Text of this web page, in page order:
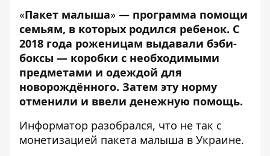
«Пакет малыша» — программа помощи
семьям, в которых родился ребенок. С
2018 года роженицам выдавали бэби-
боксы — коробки с необходимыми
предметами и одеждой для
новорождённого. Затем эту норму
отменили и ввели денежную помощь.
Информатор разобрался, что не так с
монетизацией пакета малыша в Украине.